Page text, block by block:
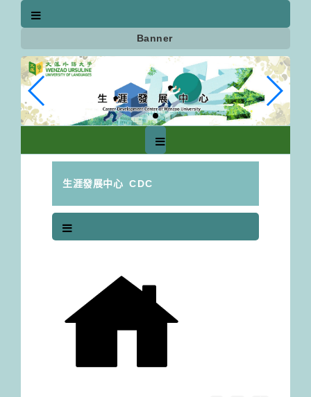
Banner
生涯發展中心 CDC